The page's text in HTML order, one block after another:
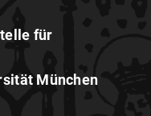
für
München